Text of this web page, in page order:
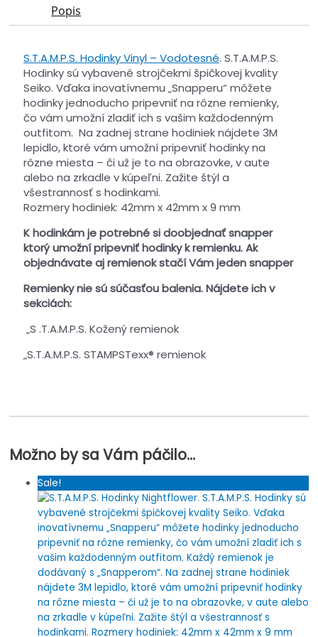
Popis
S.T.A.M.P.S. Hodinky Vinyl – Vodotesné. S.T.A.M.P.S.
Hodinky sú vybavené strojčekmi špičkovej kvality
Seiko. Vďaka inovatívnemu „Snapperu“ môžete
hodinky jednoducho pripevniť na rôzne remienky,
čo vám umožní zladiť ich s vašim každodenným
outfitom. Na zadnej strane hodiniek nájdete 3M
lepidlo, ktoré vám umožní pripevniť hodinky na
rôzne miesta – či už je to na obrazovke, v aute
alebo na zrkadle v kúpeľni. Zažite štýl a
všestrannosť s hodinkami.
Rozmery hodiniek: 42mm x 42mm x 9 mm
K hodinkám je potrebné si doobjednať snapper
ktorý umožní pripevniť hodinky k remienku. Ak
objednávate aj remienok stačí Vám jeden snapper
Remienky nie sú súčasťou balenia. Nájdete ich v
sekciách:
„S .T.A.M.P.S. Kožený remienok
„S.T.A.M.P.S. STAMPSTexx® remienok
Možno by sa Vám páčilo…
Sale!